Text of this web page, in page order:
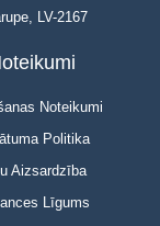
LV-2167
Noteikumi
Politika
Aizsardzība
Līgums